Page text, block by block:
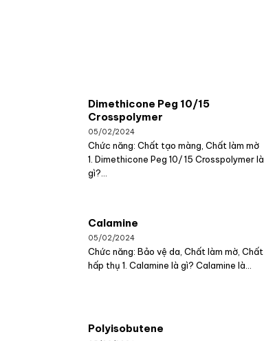
Dimethicone Peg 10/15
Crosspolymer
05/02/2024
Chức năng: Chất tạo màng, Chất làm mờ
1. Dimethicone Peg 10/ 15 Crosspolymer là
gì?...
Calamine
05/02/2024
Chức năng: Bảo vệ da, Chất làm mờ, Chất
hấp thụ 1. Calamine là gì? Calamine là...
Polyisobutene